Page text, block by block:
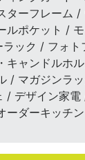
ターフレーム
ルポケット /
ック / フォト
キャンドルホ
/ マガジンラ
デザイン家電
ーダーキッチ